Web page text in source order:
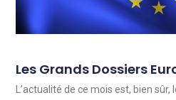
Les Grands Dossiers
L’actualité de ce mois est, bien